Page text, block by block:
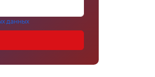
данных